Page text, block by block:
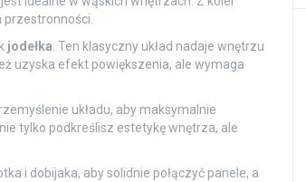
jodełka . Ten klasyczny układ nadaje wnętrzu
uzyska efekt powiększenia, ale wymaga
układu, aby maksymalnie
tylko podkreślisz estetykę wnętrza, ale
i dobijaka, aby solidnie połączyć panele, a